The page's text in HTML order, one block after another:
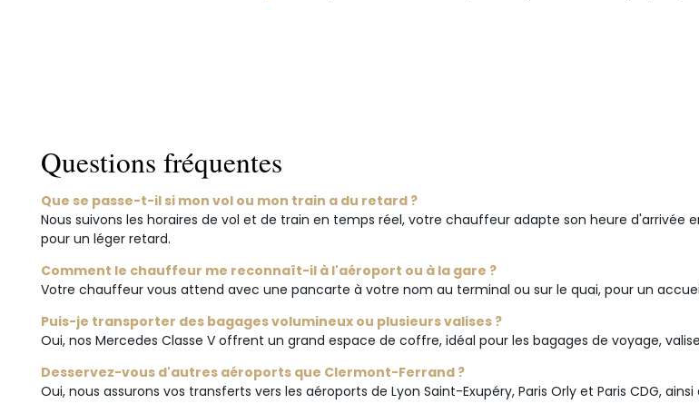
Questions fréquentes
Que se passe-t-il si mon vol ou mon train a du retard ?
Nous suivons les horaires de vol et de train en temps réel, votre chauffeur adapte son heure d'arrivée
pour un léger retard.
Comment le chauffeur me reconnaît-il à l'aéroport ou à la gare ?
Votre chauffeur vous attend avec une pancarte à votre nom au terminal ou sur le quai, pour un
Puis-je transporter des bagages volumineux ou plusieurs valises ?
Oui, nos Mercedes Classe V offrent un grand espace de coffre, idéal pour les bagages de voyage,
Desservez-vous d'autres aéroports que Clermont-Ferrand ?
Oui, nous assurons vos transferts vers les aéroports de Lyon Saint-Exupéry, Paris Orly et Paris CDG,